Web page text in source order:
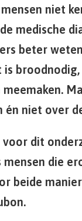
niet
medische
beter
is
én niet over
voor dit
mensen die
beide